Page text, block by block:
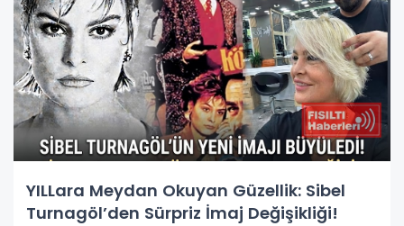
YILLara Meydan Okuyan Güzellik: Sibel
Turnagöl’den Sürpriz İmaj Değişikliği!